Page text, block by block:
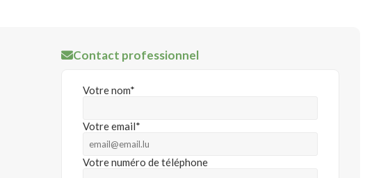
Contact professionnel
Votre nom*
Votre email*
Votre numéro de téléphone